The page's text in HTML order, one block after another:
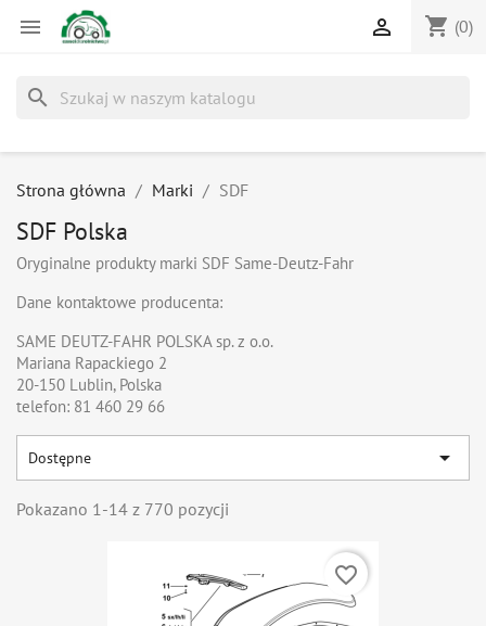
 shopping_cart (0)

search
Strona główna Marki SDF
SDF Polska
Oryginalne produkty marki SDF Same-Deutz-Fahr
Dane kontaktowe producenta:
SAME DEUTZ-FAHR POLSKA sp. z o.o.
Mariana Rapackiego 2
20-150 Lublin, Polska
telefon: 81 460 29 66
Dostępne 
Pokazano 1-14 z 770 pozycji
favorite_border